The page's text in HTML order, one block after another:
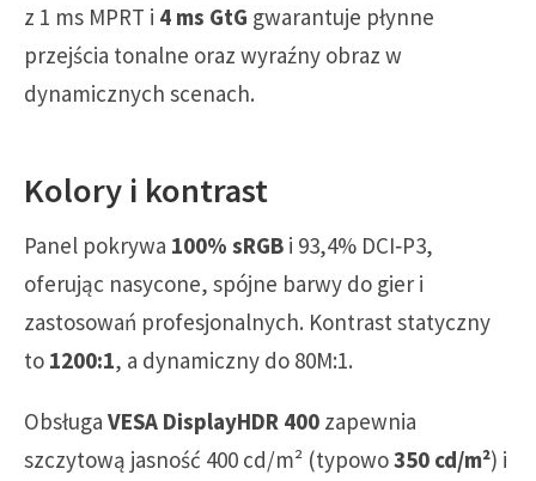
z 1 ms MPRT i 4 ms GtG gwarantuje płynne
przejścia tonalne oraz wyraźny obraz w
dynamicznych scenach.
Kolory i kontrast
Panel pokrywa 100% sRGB i 93,4% DCI‑P3,
oferując nasycone, spójne barwy do gier i
zastosowań profesjonalnych. Kontrast statyczny
to 1200:1, a dynamiczny do 80M:1.
Obsługa VESA DisplayHDR 400 zapewnia
szczytową jasność 400 cd/m² (typowo350 cd/m²) i